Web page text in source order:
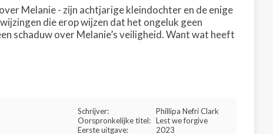
Melanie - zijn achtjarige kleindochter en de enige
die erop wijzen dat het ongeluk geen
schaduw over Melanie’s veiligheid. Want wat heeft
Schrijver:
Phillipa Nefri Clark
Oorspronkelijke titel: Lest we forgive
Eerste uitgave:
2023